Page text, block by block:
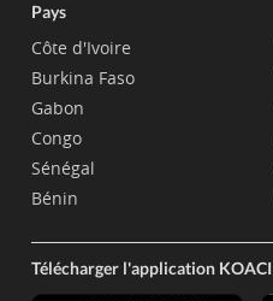
Pays
Côte d'Ivoire
Burkina Faso
Gabon
Congo
Sénégal
Bénin
Télécharger l'application KOACI